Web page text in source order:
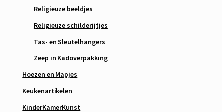
Religieuze beeldjes
Religieuze schilderijtjes
Tas- en Sleutelhangers
Zeep in Kadoverpakking
Hoezen en Mapjes
Keukenartikelen
KinderKamerKunst